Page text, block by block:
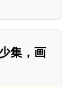
集，画